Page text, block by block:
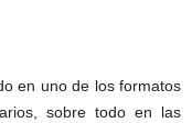
en uno de los formatos
sobre todo en las